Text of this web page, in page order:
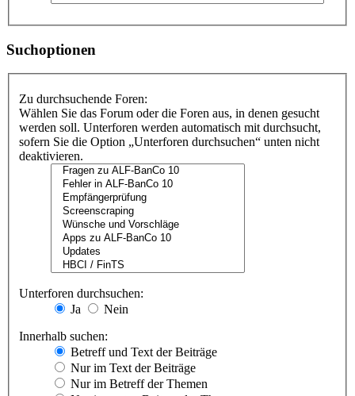
Suchoptionen
Zu durchsuchende Foren:
Wählen Sie das Forum oder die Foren aus, in denen gesucht
werden soll. Unterforen werden automatisch mit durchsucht,
sofern Sie die Option „Unterforen durchsuchen“ unten nicht
deaktivieren.
Unterforen durchsuchen:
Ja
Nein
Innerhalb suchen:
Betreff und Text der Beiträge
Nur im Text der Beiträge
Nur im Betreff der Themen